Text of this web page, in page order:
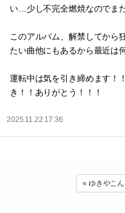
い…少し不完全燃焼なのでま
このアルバム、解禁してから
たい曲他にもあるから最近は
運転中は気を引き締めます！
き！！ありがとう！！！
2025.11.22 17:36
« ゆきやこ